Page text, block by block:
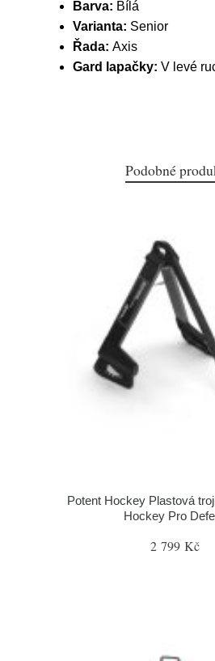
Barva: Bílá
Varianta: Senior
Řada: Axis
Gard lapačky: V levé
Podobné
Potent Hockey Plastová
Hockey Pro
2 799 Kč